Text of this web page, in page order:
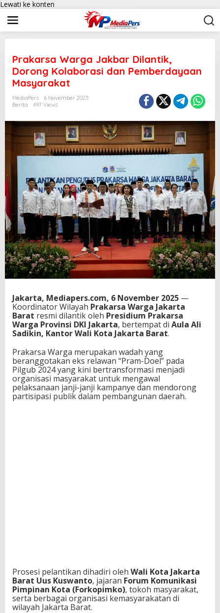
Lewati ke konten
Prakarsa Warga Jakbar Dilantik,
Dorong Kolaborasi dan Pemberdayaan
Masyarakat
MediaPers
6 November 2025
Berita
497 Views
Jakarta, Mediapers.com, 6 November 2025 —
Koordinator Wilayah Prakarsa Warga Jakarta
Barat resmi dilantik oleh Presidium Prakarsa
Warga Provinsi DKI Jakarta, bertempat di Aula Ali
Sadikin, Kantor Wali Kota Jakarta Barat.
Prakarsa Warga merupakan wadah yang
beranggotakan eks relawan “Pram-Doel” pada
Pilgub 2024 yang kini bertransformasi menjadi
organisasi masyarakat untuk mengawal
pelaksanaan janji-janji kampanye dan mendorong
partisipasi publik dalam pembangunan daerah.
Prosesi pelantikan dihadiri oleh Wali Kota Jakarta
Barat Uus Kuswanto, jajaran Forum Komunikasi
Pimpinan Kota (Forkopimko), tokoh masyarakat,
serta berbagai organisasi kemasyarakatan di
wilayah Jakarta Barat.